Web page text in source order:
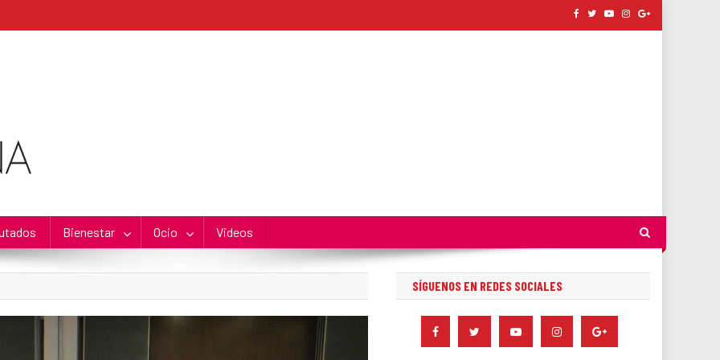
Bienestar Ocio Videos
SÍGUENOS EN REDES SOCIALES